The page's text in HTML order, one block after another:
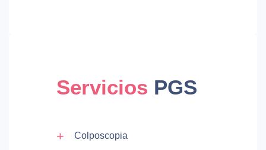
Servicios PGS
Colposcopia